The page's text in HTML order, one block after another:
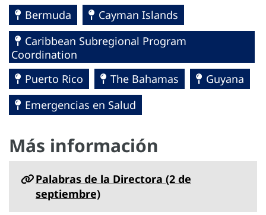
Bermuda
Cayman Islands
Caribbean Subregional Program
Coordination
Puerto Rico
The Bahamas
Guyana
Emergencias en Salud
Más información
Palabras de la Directora (2 de
septiembre)